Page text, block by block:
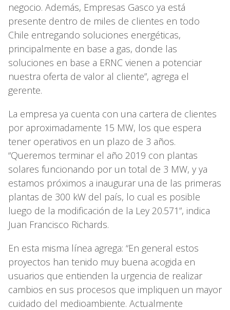
negocio. Además, Empresas Gasco ya está
presente dentro de miles de clientes en todo
Chile entregando soluciones energéticas,
principalmente en base a gas, donde las
soluciones en base a ERNC vienen a potenciar
nuestra oferta de valor al cliente”, agrega el
gerente.
La empresa ya cuenta con una cartera de clientes
por aproximadamente 15 MW, los que espera
tener operativos en un plazo de 3 años.
“Queremos terminar el año 2019 con plantas
solares funcionando por un total de 3 MW, y ya
estamos próximos a inaugurar una de las primeras
plantas de 300 kW del país, lo cual es posible
luego de la modificación de la Ley 20.571”, indica
Juan Francisco Richards.
En esta misma línea agrega: “En general estos
proyectos han tenido muy buena acogida en
usuarios que entienden la urgencia de realizar
cambios en sus procesos que impliquen un mayor
cuidado del medioambiente. Actualmente